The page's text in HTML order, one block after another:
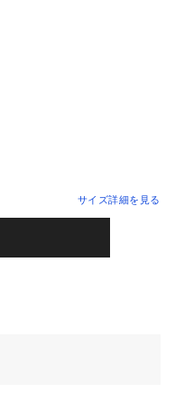
サイズ詳細を見る